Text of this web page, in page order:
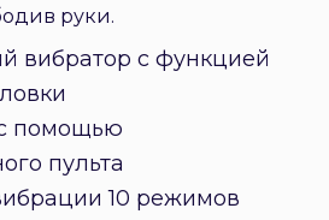
руки.
вибратор с функцией
помощью
пульта
10 режимов